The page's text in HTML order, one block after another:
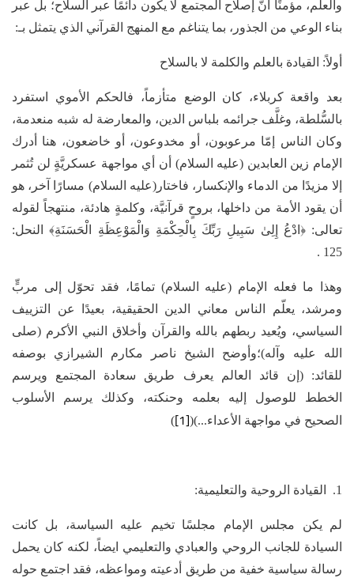
والعلم، مؤمنًا أنَّ إصلاح المجتمع لا يكون دائمًا عبر السلاح؛ بل عبر
بناء الوعي من الجذور، بما يتناغم مع المنهج القرآني الذي يتمثل بـ:
أولاً: القيادة بالعلم والكلمة لا بالسلاح
بعد واقعة كربلاء، كان الوضع متأزماً، فالحكم الأموي استفرد
بالسُّلطة، وغلَّف جرائمه بلباس الدين، والمعارضة له شبه منعدمة،
وكان الناس إمّا مرعوبون، أو مخدوعون، أو خاضعون، هنا أدرك
الإمام زين العابدين (عليه السلام) أن أي مواجهة عسكريَّةٍ لن تُثمر
إلا مزيدًا من الدماء والإنكسار، فاختار(عليه السلام) مسارًا آخر، هو
أن يقود الأمة من داخلها، بروحٍ قرآنيَّة، وكلمةٍ هادئة، منتهجاً لقوله
تعالى: ﴿ادْعُ إِلِىٰ سَبِيلِ رَبِّكَ بِالْحِكْمَةِ وَالْمَوْعِظَةِ الْحَسَنَةِ﴾ النحل:
125 .
وهذا ما فعله الإمام (عليه السلام) تمامًا، فقد تحوّل إلى مربٍّ
ومرشد، يعلّم الناس معاني الدين الحقيقية، بعيدًا عن التزييف
السياسي، ويُعيد ربطهم بالله والقرآن وأخلاق النبي الأكرم (صلى
الله عليه وآله)؛وأوضح الشيخ ناصر مكارم الشيرازي بوصفه
للقائد: (إن قائد العالم يعرف طريق سعادة المجتمع ويرسم
الخطط للوصول إليه بعلمه وحنكته، وكذلك يرسم الأسلوب
الصحيح في مواجهة الأعداء...)([1]
)
1. القيادة الروحية والتعليمية:
لم يكن مجلس الإمام مجلسًا تخيم عليه السياسة، بل كانت
السيادة للجانب الروحي والعبادي والتعليمي ايضاً، لكنه كان يحمل
رسالة سياسية خفية من طريق أدعيته ومواعظه، فقد اجتمع حوله